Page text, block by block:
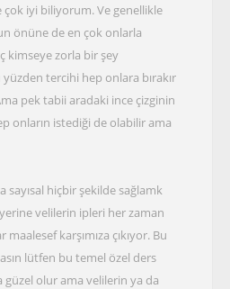
iyi biliyorum. Ve genellikle
önüne de en çok onlarla
kimseye zorla bir şey
tercihi hep onlara bırakır
pek tabii aradaki ince çizginin
onların istediği de olabilir ama
sayısal hiçbir şekilde sağlamk
velilerin ipleri her zaman
karşımıza çıkıyor. Bu
lütfen bu temel özel ders
olur ama velilerin ya da